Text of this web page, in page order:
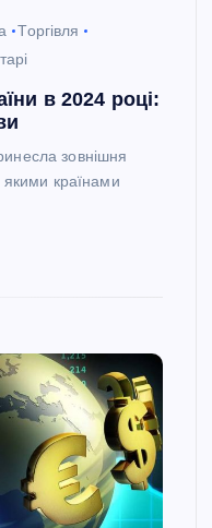
Торгівля
в 2024 році:
зовнішня
якими країнами